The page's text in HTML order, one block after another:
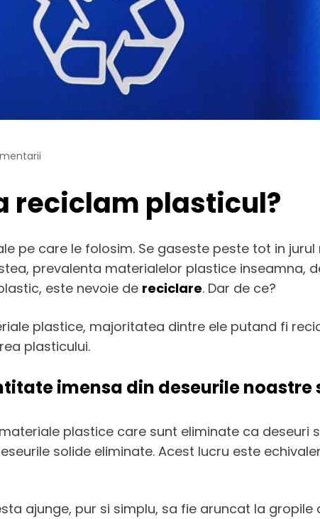
reciclam plasticul?
pe care le folosim. Se gaseste peste tot in
prevalenta materialelor plastice inseamna,
este nevoie de reciclare. Dar de ce?
plastice, majoritatea dintre ele putand fi
plasticului.
imensa din deseurile noastre
plastice care sunt eliminate ca deseuri
solide eliminate. Acest lucru este
ajunge, pur si simplu, sa fie aruncat la gropile